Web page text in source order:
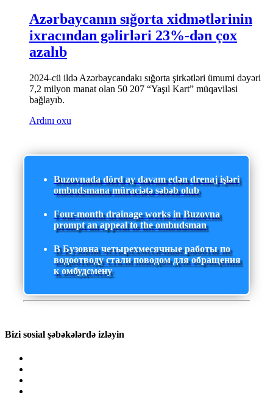
Azərbaycanın sığorta xidmətlərinin
ixracından gəlirləri 23%-dən çox
azalıb
2024-cü ildə Azərbaycandakı sığorta şirkətləri ümumi dəyəri
7,2 milyon manat olan 50 207 “Yaşıl Kart” müqaviləsi
bağlayıb.
Ardını oxu
Buzovnada dörd ay davam edən drenaj işləri
ombudsmana müraciətə səbəb olub
Four-month drainage works in Buzovna
prompt an appeal to the ombudsman
В Бузовна четырехмесячные работы по
водоотводу стали поводом для обращения
к омбудсмену
Bizi sosial şəbəkələrdə izləyin